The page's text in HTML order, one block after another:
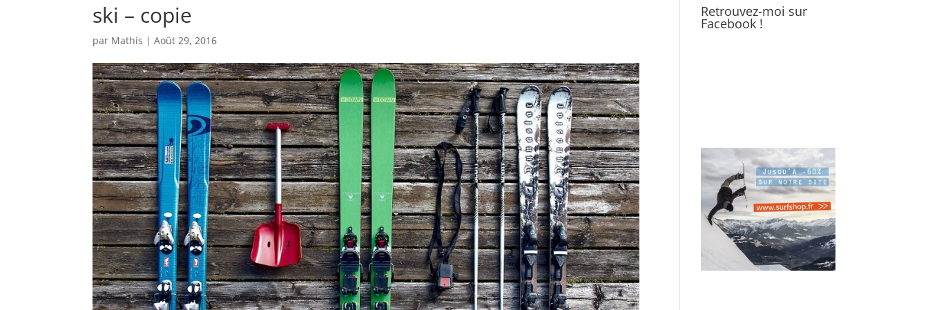
ski – copie
par Mathis |Août 29, 2016
Retrouvez-moi sur
Facebook !